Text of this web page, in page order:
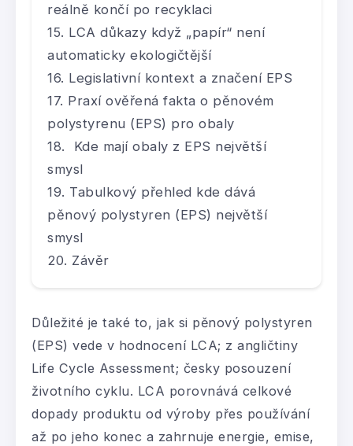
reálně končí po recyklaci
LCA důkazy když „papír“ není
automaticky ekologičtější
Legislativní kontext a značení EPS
Praxí ověřená fakta o pěnovém
polystyrenu (EPS) pro obaly
Kde mají obaly z EPS největší
smysl
Tabulkový přehled kde dává
pěnový polystyren (EPS) největší
smysl
Závěr
Důležité je také to, jak si pěnový polystyren
(EPS) vede v hodnocení LCA; z angličtiny
Life Cycle Assessment; česky posouzení
životního cyklu. LCA porovnává celkové
dopady produktu od výroby přes používání
až po jeho konec a zahrnuje energie, emise,